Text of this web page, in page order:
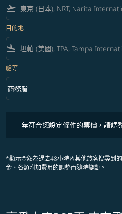
flight_takeoff
目的地
flight_land
艙等
艙等 option 商務艙 Selected
商務艙
keyboard_arrow_down
無符合您設定條件的票價，請調
*顯示金額為過去48小時內其他旅客搜尋到
金、各類附加費用的調整而隨時變動。